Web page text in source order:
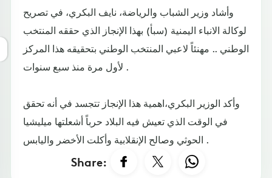
وأشاد وزير الشباب والرياضة، نايف البكري، في تصريح
لوكالة الانباء اليمنية (سبأ) بهذا الإنجاز الذي حققه المنتخب
الوطني .. مهنئاً لاعبي المنتخب الوطني بتحقيقه هذا المركز
لأول مرة منذ سبع سنوات .
وأكد الوزير البكري،اهمية هذا الإنجاز تتجسد في أنه تحقق
في الوقت الذي تعيش فيه البلاد حرباً أشعلتها ميليشيا
الحوثي وصالح الإنقلابية وأكلت الأخضر واليابس .
Share: